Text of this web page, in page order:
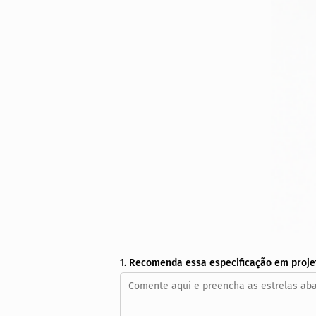
1. Recomenda essa especificação em